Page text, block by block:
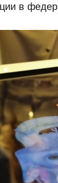
в